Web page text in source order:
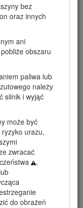
bez
oraz innych
ani
obszaru
paliwa lub
należy
silnik i wyjąć
może być
urazu,
zwracać
,
do obrażeń
podkreślające
dyrektywami
znaleźć w
zalesionych,
działającego
kodeksu
Kalifornia lub
oraz
4442 lub 4443